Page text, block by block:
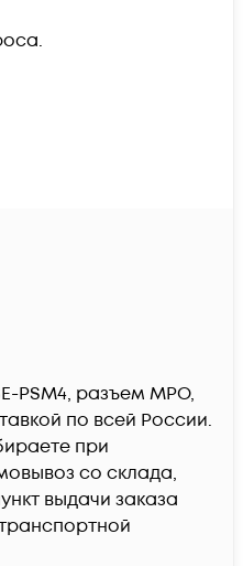
PSM4, разъем MPO,
по всей России.
при
со склада,
выдачи заказа